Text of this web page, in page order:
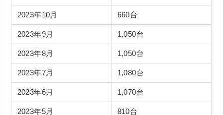
2023年10月 660台
2023年9月 1,050台
2023年8月 1,050台
2023年7月 1,080台
2023年6月 1,070台
2023年5月 810台